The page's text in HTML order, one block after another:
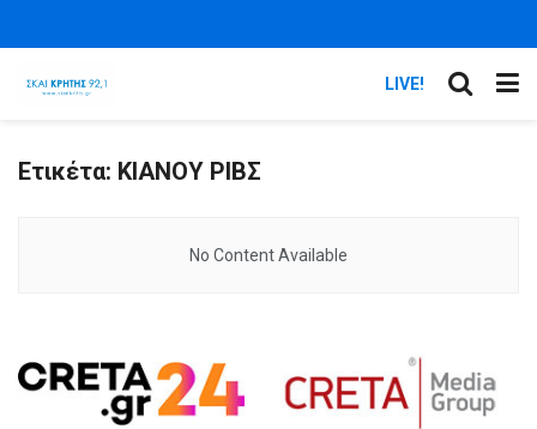
LIVE!
Ετικέτα: ΚΙΑΝΟΥ ΡΙΒΣ
No Content Available